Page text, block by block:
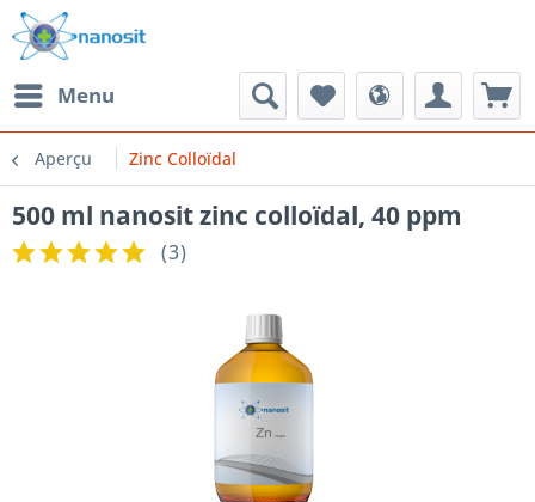
Menu
Aperçu Zinc Colloïdal
500 ml nanosit zinc colloïdal, 40 ppm
(3)